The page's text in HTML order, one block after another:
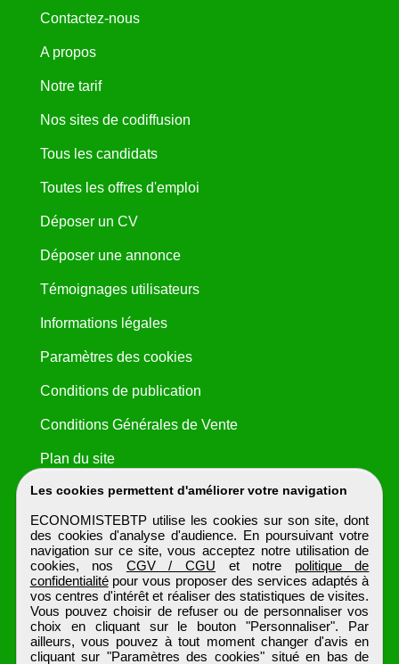
Les cookies permettent d'améliorer votre navigation
ECONOMISTEBTP utilise les cookies sur son site, dont
des cookies d'analyse d'audience. En poursuivant votre
navigation sur ce site, vous acceptez notre utilisation de
cookies, nos CGV / CGU et notre politique de
confidentialitépour vous proposer des services adaptés à
vos centres d'intérêt et réaliser des statistiques de visites.
Vous pouvez choisir de refuser ou de personnaliser vos
choix en cliquant sur le bouton "Personnaliser". Par
ailleurs, vous pouvez à tout moment changer d'avis en
cliquant sur "Paramètres des cookies" situé en bas de
Contactez-nous
A propos
Notre tarif
Nos sites de codiffusion
Tous les candidats
Toutes les offres d'emploi
Déposer un CV
Déposer une annonce
Témoignages utilisateurs
Informations légales
Paramètres des cookies
Conditions de publication
Conditions Générales de Vente
Plan du site